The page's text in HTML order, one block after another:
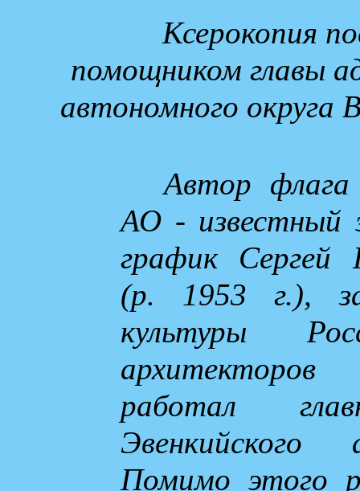
Ксерокопия
помощником главы
автономного округа
Автор флага
АО - известный
график Сергей
(р. 1953 г.),
культуры
работал
Эвенкийского
Помимо этого